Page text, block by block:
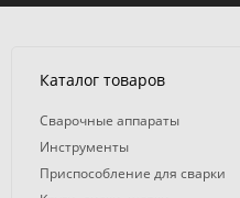
Каталог товаров
Сварочные аппараты
Инструменты
Приспособление для сварки